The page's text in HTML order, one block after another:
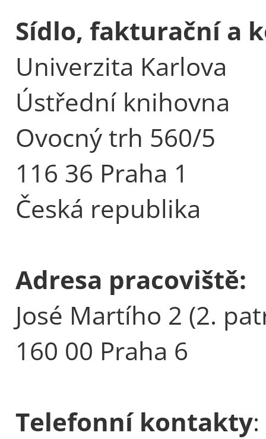
Sídlo, fakturační a
Univerzita Karlova
Ústřední knihovna
Ovocný trh 560/5
116 36 Praha 1
Česká republika
Adresa pracoviště:
José Martího 2 (2.
160 00 Praha 6
Telefonní kontakty: